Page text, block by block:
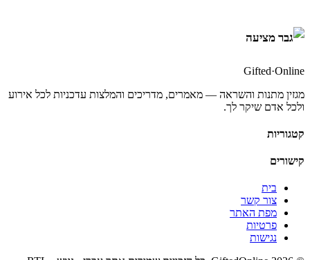
Gifted·Online
מגזין מתנות והשראה — מאמרים, מדריכים והמלצות עדכניות לכל אירוע
ולכל אדם שיקר לך.
קטגוריות
קישורים
בית
צור קשר
מפת האתר
פרטיות
נגישות